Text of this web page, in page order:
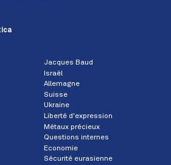
Jacques Baud
Israël
Allemagne
Suisse
Ukraine
Liberté d'expression
Métaux précieux
Questions internes
Economie
Sécurité eurasienne